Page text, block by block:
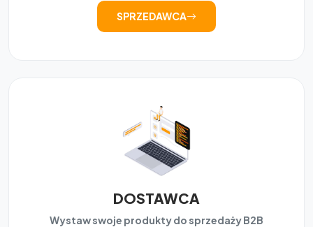
SPRZEDAWCA
DOSTAWCA
Wystaw swoje produkty do sprzedaży B2B